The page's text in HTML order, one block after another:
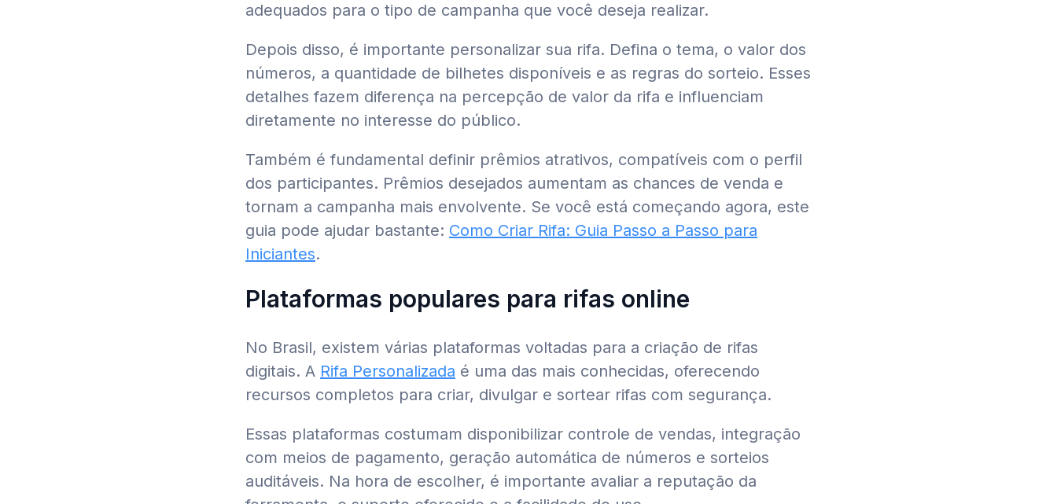
adequados para o tipo de campanha que você deseja realizar.
Depois disso, é importante personalizar sua rifa. Defina o tema, o valor dos
números, a quantidade de bilhetes disponíveis e as regras do sorteio. Esses
detalhes fazem diferença na percepção de valor da rifa e influenciam
diretamente no interesse do público.
Também é fundamental definir prêmios atrativos, compatíveis com o perfil
dos participantes. Prêmios desejados aumentam as chances de venda e
tornam a campanha mais envolvente. Se você está começando agora, este
guia pode ajudar bastante: Como Criar Rifa: Guia Passo a Passo para
Iniciantes.
Plataformas populares para rifas online
No Brasil, existem várias plataformas voltadas para a criação de rifas
digitais. A Rifa Personalizada é uma das mais conhecidas, oferecendo
recursos completos para criar, divulgar e sortear rifas com segurança.
Essas plataformas costumam disponibilizar controle de vendas, integração
com meios de pagamento, geração automática de números e sorteios
auditáveis. Na hora de escolher, é importante avaliar a reputação da